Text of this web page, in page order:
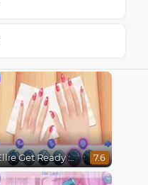
Ellie Get Ready With Me 2 7.6